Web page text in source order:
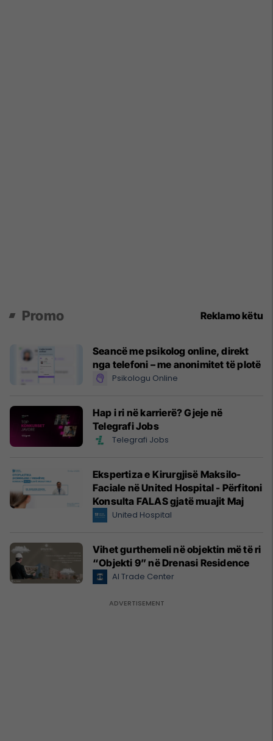
Promo Reklamo këtu
Seancë me psikolog online, direkt
nga telefoni – me anonimitet të plotë
Psikologu Online
Hap i ri në karrierë? Gjeje në
Telegrafi Jobs
Telegrafi Jobs
Ekspertiza e Kirurgjisë Maksilo-
Faciale në United Hospital - Përfitoni
Konsulta FALAS gjatë muajit Maj
United Hospital
Vihet gurthemeli në objektin më të ri
“Objekti 9” në Drenasi Residence
Al Trade Center